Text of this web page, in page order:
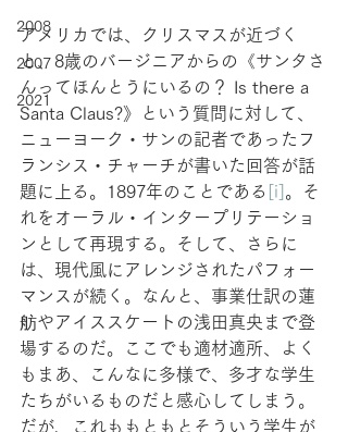
2008
2007
2021
アメリカでは、クリスマスが近づく
と、8歳のバージニアからの《サンタさ
んってほんとうにいるの？ Is there a
Santa Claus?》という質問に対して、
ニューヨーク・サンの記者であったフ
ランシス・チャーチが書いた回答が話
題に上る。1897年のことである
[i] 。そ
れをオーラル・インタープリテーショ
ンとして再現する。そして、さらに
は、現代風にアレンジされたパフォー
マンスが続く。なんと、事業仕訳の蓮
舫やアイススケートの浅田真央まで登
場するのだ。ここでも適材適所、よく
もまあ、こんなに多様で、多才な学生
たちがいるものだと感心してしまう。
だが、これももともとそういう学生が